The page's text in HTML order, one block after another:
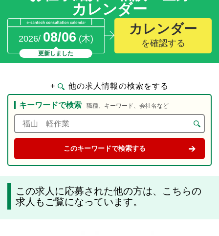
カレンダー
2026/ 08/06 (木)
更新しました
カレンダー
を確認する
+ 他の求人情報の検索をする
キーワードで検索 職種、キーワード、会社名など
この求人に応募された他の方は、こちらの
求人もご覧になっています。